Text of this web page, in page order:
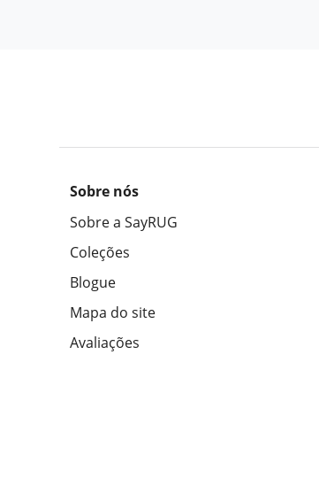
Sobre nós
Sobre a SayRUG
Coleções
Blogue
Mapa do site
Avaliações